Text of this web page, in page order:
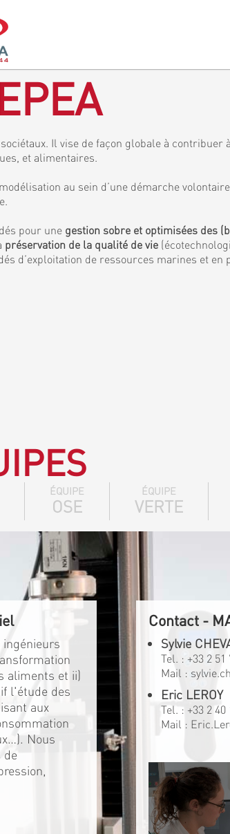
Il vise de façon globale à contribuer
et alimentaires.
au sein d’une démarche
pour une gestion sobre et optimisées des
préservation de la qualité de vie
d’exploitation de ressources marines et
ÉQUIPE
OSE
ÉQUIPE
VERTE
aliments et ii)
l'étude des
aux
Nous
de
Contact -
Sylvie
Tel. : +33 2 51
Mail :
Eric LEROY
Tel. : +33 2 40
Mail :